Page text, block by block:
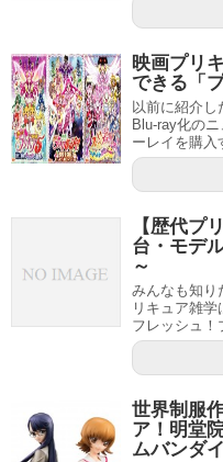
映画プリ
できる「
以前に紹介
Blu-ray化の
ーレイを購入
【歴代プ
台・モデ
～
みんなも知り
リキュア雑
フレッシュ！
世界制服
ア！明堂
ムバンダ